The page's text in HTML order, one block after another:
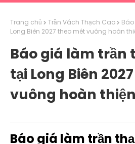
Trang chủ Trần Vách Thạch Cao
Long Biên 2027 theo mét vuông hoàn
Báo giá làm trần
tại Long Biên
vuông hoàn
Báo giá làm trần